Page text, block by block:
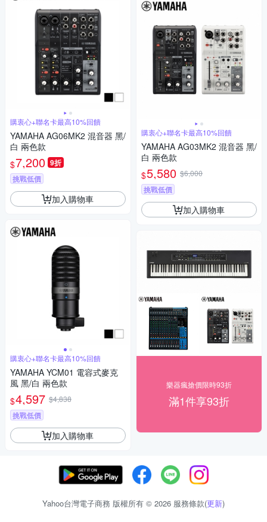
購衷心+聯名卡最高10%回饋
YAMAHA AG06MK2 混音器 黑/
白 兩色款
$7,200 9折
挑戰低價
加入購物車
購衷心+聯名卡最高10%回饋
YAMAHA YCM01 電容式麥克
風 黑/白 兩色款
$4,597 $4,838
挑戰低價
加入購物車
購衷心+聯名卡最高10%回饋
YAMAHA AG03MK2 混音器 黑/
白 兩色款
$5,580 $6,000
挑戰低價
加入購物車
樂器瘋搶價限時93折
滿1件享93折
Yahoo台灣電子商務 版權所有 © 2026 服務條款(更新)